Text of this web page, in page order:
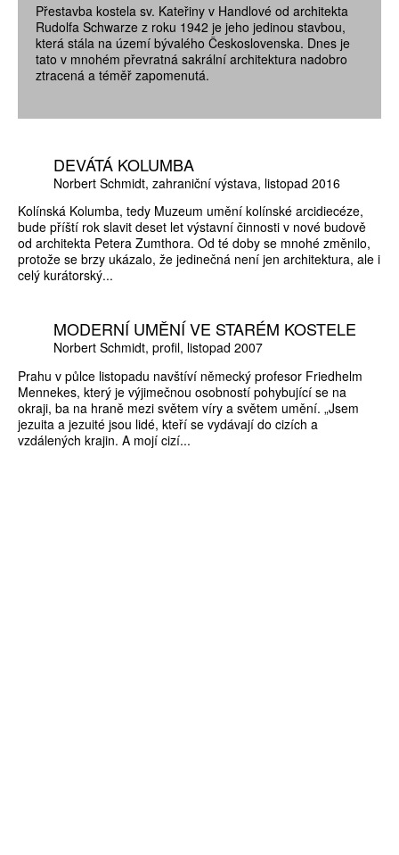
Přestavba kostela sv. Kateřiny v Handlové od architekta
Rudolfa Schwarze z roku 1942 je jeho jedinou stavbou,
která stála na území bývalého Československa. Dnes je
tato v mnohém převratná sakrální architektura nadobro
ztracená a téměř zapomenutá.
DEVÁTÁ KOLUMBA
Norbert Schmidt zahraniční výstava listopad 2016
Kolínská Kolumba, tedy Muzeum umění kolínské arcidiecéze,
bude příští rok slavit deset let výstavní činnosti v nové budově
od architekta Petera Zumthora. Od té doby se mnohé změnilo,
protože se brzy ukázalo, že jedinečná není jen architektura, ale i
celý kurátorský...
MODERNÍ UMĚNÍ VE STARÉM KOSTELE
Norbert Schmidt profil listopad 2007
Prahu v půlce listopadu navštíví německý profesor Friedhelm
Mennekes, který je výjimečnou osobností pohybující se na
okraji, ba na hraně mezi světem víry a světem umění. „Jsem
jezuita a jezuité jsou lidé, kteří se vydávají do cizích a
vzdálených krajin. A mojí cizí...